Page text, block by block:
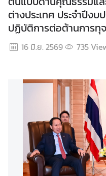
ห
ว่
า
ง
ะ
ศ
ข่
า
ต่างประเทศ ประจำปีง
ปฏิบัติการต่อต้านการทุ
ต่างประเทศ
16 มิ.ย. 2569 735